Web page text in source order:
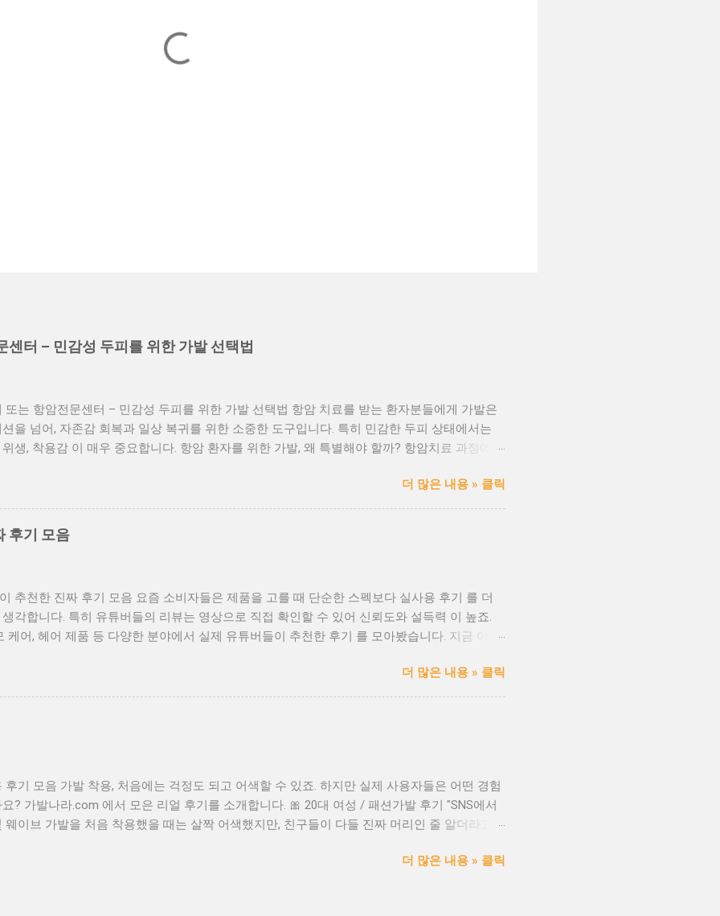
센터 – 민감성 두피를 위한 가발 선택법
또는 항암전문센터 – 민감성 두피를 위한 가발 선택법 항암 치료를 받는 환자분들에게 가발은
을 넘어, 자존감 회복과 일상 복귀를 위한 소중한 도구입니다. 특히 민감한 두피 상태에서는
생, 착용감 이 매우 중요합니다. 항암 환자를 위한 가발, 왜 특별해야 할까? 항암치료 과정에서
생길 수 있습니다. 병원 연계 또는 항암전문센터의 장점 ✅ 전문 의료진과 협업하여 안전성 검
민감성 피부 전용 안감 및 무봉제 처리 ✅ 환자 상태에 맞춘 사이즈 맞춤 서비스 ✅ 감정 케어까
친절한 상담 제공 항암가발 선택 시 체크포인트 ✔ 소재가 인체 무해한 인증을 받았는지 확인 ✔
부드럽고 통기성이 좋은지 ✔ 두피 자극이 없는 가공 처리가 되어 있는지 ✔ 장시간 착용해도
연계한 브랜드 구축에도 큰 도움이 됩니다. 의료용 가발은 이런 분들께 추천됩니다 💡 항암
환자 💡 피부가 민감한 사람 💡 자가면역질환 등으로 두피가 약해진 분 💡 항암 후 회복기 중 외
원하는 분 도움이 필요하신가요? 📞 전문 상담을 통해 가장 적합한 제품과 착용법을 안내해드
더 많은 내용 » 클릭
후기 모음
추천한 진짜 후기 모음 요즘 소비자들은 제품을 고를 때 단순한 스펙보다 실사용 후기 를 더
각합니다. 특히 유튜버들의 리뷰는 영상으로 직접 확인할 수 있어 신뢰도와 설득력 이 높죠.
케어, 헤어 제품 등 다양한 분야에서 실제 유튜버들이 추천한 후기 를 모아봤습니다. 지금 어떤
장 자연스럽고 통기성이 좋아요!” 패션 유튜버 B - “평소 스타일링하기 좋은 컬러와 가벼운 착용
어요.” 탈모 정보 유튜버 C - “항암 치료 중 사용했는데, 두피에 부담이 없어 좋았습니다.” 리뷰
모발 라인 & 볼륨 ✅ 가볍고 착용감이 좋은 설계 ✅ 다양한 컬러와 스타일 선택 가능 ✅ 민감성
법 팁” 💬 여러분의 경험도 공유해 주세요 직접 착용해 본 가발 제품 중 만족스러운 경험이 있으
글이나 영상 링크를 남겨주시면 다른 분들과 함께 나눌 수 있어요! #가발후기 #유튜버추천 #
#항암가발 #인모가발 #가발추천 #가발리뷰 #유튜버가발 #가발비교 #가발정보 #프리미엄
더 많은 내용 » 클릭
후기 모음 가발 착용, 처음에는 걱정도 되고 어색할 수 있죠. 하지만 실제 사용자들은 어떤 경험
? 가발나라.com 에서 모은 리얼 후기를 소개합니다. 🎀 20대 여성 / 패션가발 후기 "SNS에서
웨이브 가발을 처음 착용했을 때는 살짝 어색했지만, 친구들이 다들 진짜 머리인 줄 알더라고
이 꺼려졌는데, 이 가발 덕분에 자신감이 생겼습니다. 회사 동료들도 '이미지 좋아졌다'고 하더군
더 많은 내용 » 클릭